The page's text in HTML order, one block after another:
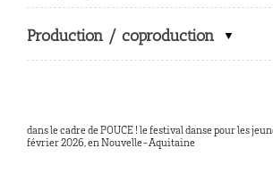
Production / coproduction
dans le cadre de POUCE ! le festival danse pour les
février 2026, en Nouvelle-Aquitaine